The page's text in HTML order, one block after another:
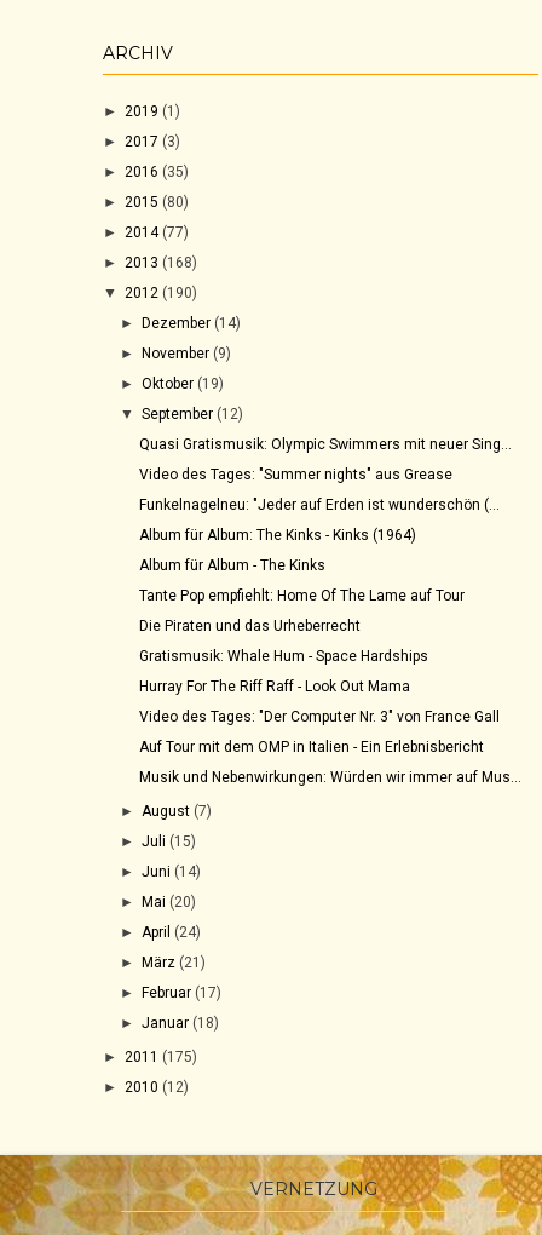
ARCHIV
► 2019 (1)
► 2017 (3)
► 2016 (35)
► 2015 (80)
► 2014 (77)
► 2013 (168)
▼ 2012 (190)
►Dezember (14)
►November (9)
►Oktober (19)
▼September (12)
Quasi Gratismusik: Olympic Swimmers mit neuer Sing...
Video des Tages: "Summer nights" aus Grease
Funkelnagelneu: "Jeder auf Erden ist wunderschön (...
Album für Album: The Kinks - Kinks (1964)
Album für Album - The Kinks
Tante Pop empfiehlt: Home Of The Lame auf Tour
Die Piraten und das Urheberrecht
Gratismusik: Whale Hum - Space Hardships
Hurray For The Riff Raff - Look Out Mama
Video des Tages: "Der Computer Nr. 3" von France Gall
Auf Tour mit dem OMP in Italien - Ein Erlebnisbericht
Musik und Nebenwirkungen: Würden wir immer auf Mus...
► August (7)
►Juli (15)
►Juni (14)
►Mai (20)
► April (24)
►März (21)
►Februar (17)
►Januar (18)
► 2011 (175)
► 2010 (12)
VERNETZUNG